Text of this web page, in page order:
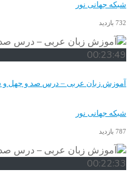
شبکه جهانی نور
732 بازدید
00:23:49
آموزش زبان عربی – درس صد و چهل
شبکه جهانی نور
787 بازدید
00:22:33